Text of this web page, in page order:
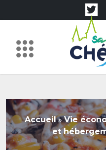
Accueil»Vie
et